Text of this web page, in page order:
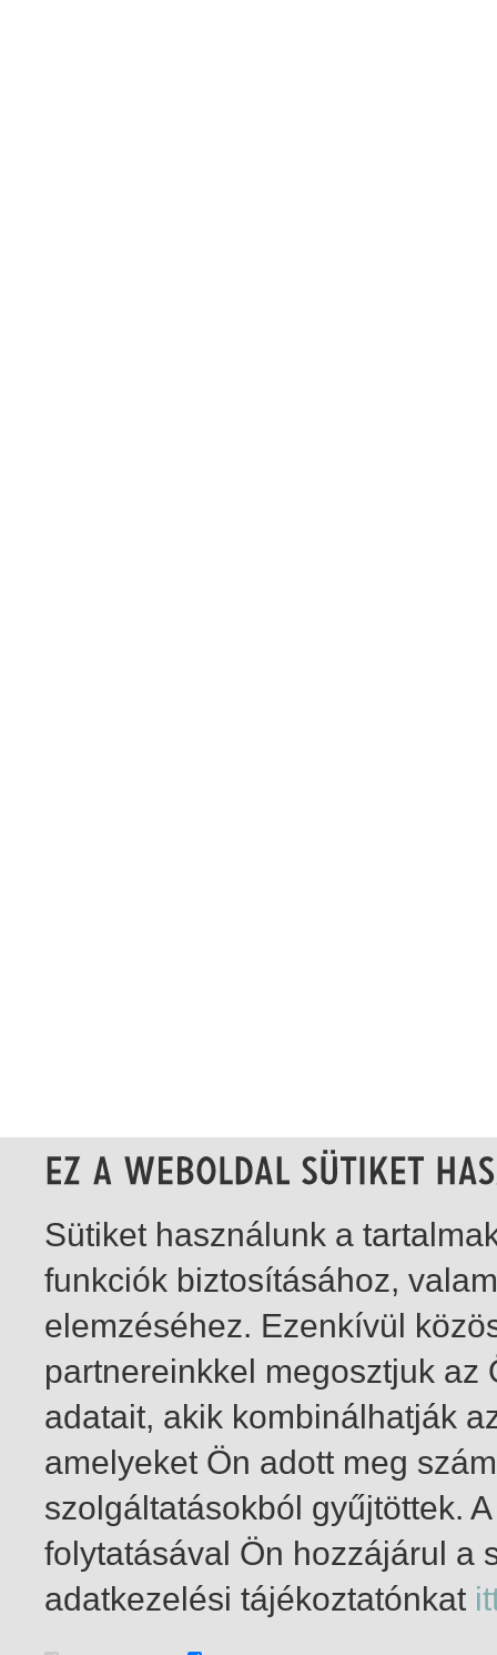
1-1 / összesen 1 találat
Sütiket használunk a
funkciók biztosításához,
elemzéséhez. Ezenkívül
partnereinkkel megosztjuk
adatait, akik kombinálhatják
amelyeket Ön adott meg
szolgáltatásokból gyűjtöttek.
folytatásával Ön hozzájárul a
adatkezelési tájékoztatónkat